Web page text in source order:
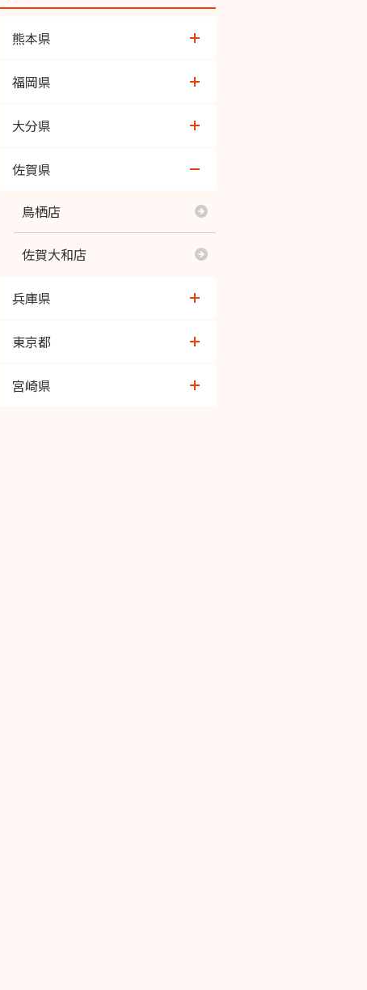
熊本県
荒尾店
玉名築地店
御代志店
四方寄店
光の森店
熊本北店
九品寺店
熊本中央店
福岡県
神松寺店
六ツ門店
桧原店
下曽根店
福津店
若松店
春日店
大分県
大在店
トキハ医大前店
わさだ店
桃園店
イオン光吉店
佐賀県
鳥栖店
佐賀大和店
兵庫県
芦屋
東京都
谷中言問
宮崎県